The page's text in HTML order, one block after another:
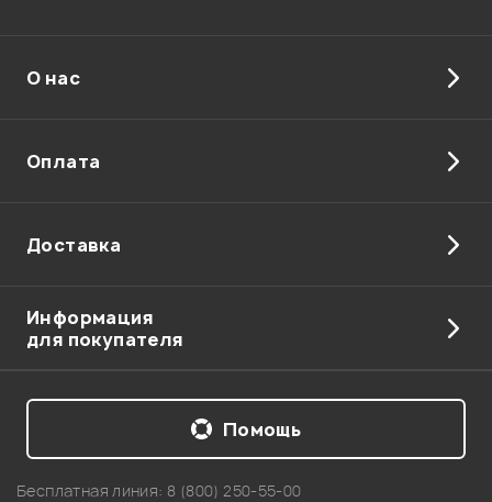
Отправить
О нас
Оплата
Доставка
Информация
для покупателя
Бесплатная линия: 8 (800) 250-55-00
Помощь